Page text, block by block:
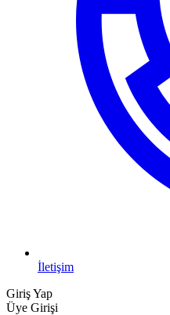
İletişim
Giriş Yap
Üye Girişi